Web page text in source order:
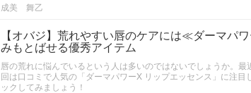
成美 舞乙
【オバジ】荒れやすい唇のケアには≪ダーマパ
みもとばせる優秀アイテム
唇の荒れに悩んでいるという人は多いのではないでしょうか。
回は口コミで人気の「ダーマパワーX リップエッセンス」に注
ックしてみましょう！